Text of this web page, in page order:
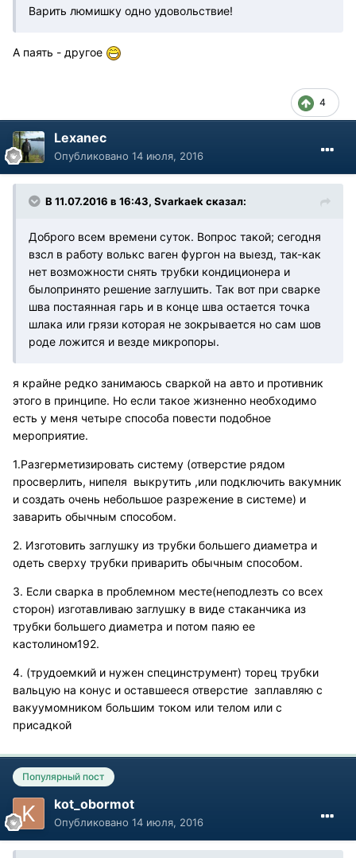
Варить люмишку одно удовольствие!
А паять - другое
4
Lexanec
Опубликовано 14 июля, 2016
В 11.07.2016 в 16:43, Svarkaek сказал:
Доброго всем времени суток. Вопрос такой; сегодня
взсл в работу волькс ваген фургон на выезд, так-как
нет возможности снять трубки кондиционера и
былопринято решение заглушить. Так вот при сварке
шва постаянная гарь и в конце шва остается точка
шлака или грязи которая не зокрывается но сам шов
роде ложится и везде микропоры.
я крайне редко занимаюсь сваркой на авто и противник
этого в принципе. Но если такое жизненно необходимо
есть у меня четыре способа повести подобное
мероприятие.
1.Разгерметизировать систему (отверстие рядом
просверлить, нипеля выкрутить ,или подключить вакумник
и создать очень небольшое разрежение в системе) и
заварить обычным способом.
2. Изготовить заглушку из трубки большего диаметра и
одеть сверху трубки приварить обычным способом.
3. Если сварка в проблемном месте(неподлезть со всех
сторон) изготавливаю заглушку в виде стаканчика из
трубки большего диаметра и потом паяю ее
кастолином192.
4. (трудоемкий и нужен специнструмент) торец трубки
вальцую на конус и оставшееся отверстие заплавляю с
вакуумомником большим током или телом или с
присадкой
Популярный пост
kot_obormot
Опубликовано 14 июля, 2016